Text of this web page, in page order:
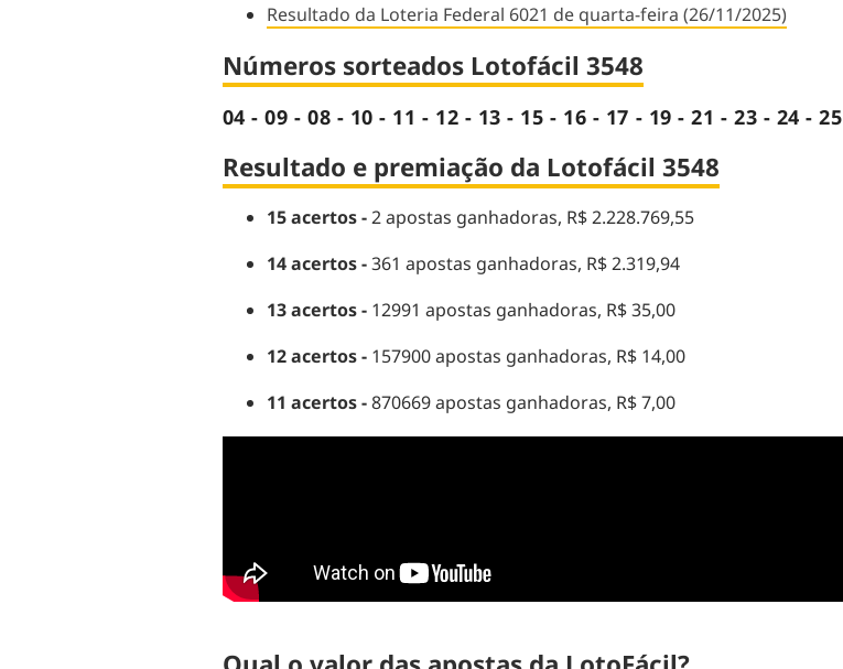
Resultado da Loteria Federal 6021 de quarta-feira (26/11/2025)
Números sorteados Lotofácil 3548
04 - 09 - 08 - 10 - 11 - 12 - 13 - 15 - 16 - 17 - 19 - 21 - 23 - 24 - 25
Resultado e premiação da Lotofácil 3548
15 acertos -2 apostas ganhadoras, R$ 2.228.769,55
14 acertos -361 apostas ganhadoras, R$ 2.319,94
13 acertos - 12991 apostas ganhadoras, R$ 35,00
12 acertos -157900 apostas ganhadoras, R$ 14,00
11 acertos -870669 apostas ganhadoras, R$ 7,00